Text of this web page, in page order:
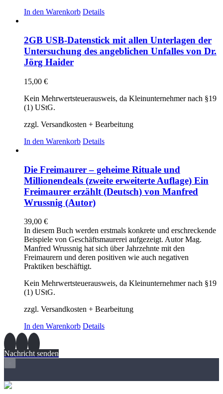
In den Warenkorb Details
2GB USB-Datenstick mit allen Unterlagen der
Untersuchung des angeblichen Unfalles von Dr.
Jörg Haider
15,00 €
Kein Mehrwertsteuerausweis, da Kleinunternehmer nach §19
(1) UStG.
zzgl. Versandkosten + Bearbeitung
In den Warenkorb Details
Die Freimaurer – geheime Rituale und
Millionendeals (zweite erweiterte Auflage) Ein
Freimaurer erzählt (Deutsch) von Manfred
Wrussnig (Autor)
39,00 €
In diesem Buch werden erstmals konkrete und erschreckende
Beispiele von Geschäftsmaurerei aufgezeigt. Autor Mag.
Manfred Wrussnig hat sich über Jahrzehnte mit den
Freimaurern und deren positiven wie auch negativen
Praktiken beschäftigt.
Kein Mehrwertsteuerausweis, da Kleinunternehmer nach §19
(1) UStG.
zzgl. Versandkosten + Bearbeitung
In den Warenkorb Details
Nachricht senden